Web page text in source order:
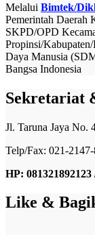
Melalui Bimtek/
Pemerintah Daerah
SKPD/OPD
Propinsi/
Daya Manusia
Bangsa Indonesia
Sekretariat
Jl. Taruna Jaya No.
Telp/Fax: 021-
HP: 081321892123
Like &